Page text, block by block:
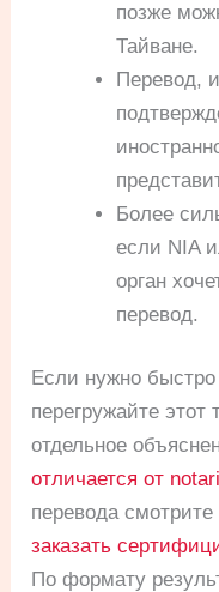
позже
Тайване.
Перевод,
Более
если NIA
орган
перевод.
Если нужно быстро
перегружайте этот
отдельное
отличается от
перевода смотрите
заказать
По формату